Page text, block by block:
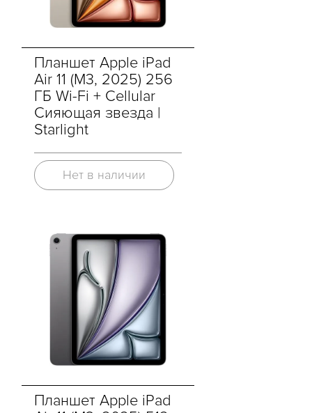
Планшет Apple iPad
Air 11 (M3, 2025) 256
ГБ Wi-Fi + Cellular
Сияющая звезда |
Starlight
Нет в наличии
Планшет Apple iPad